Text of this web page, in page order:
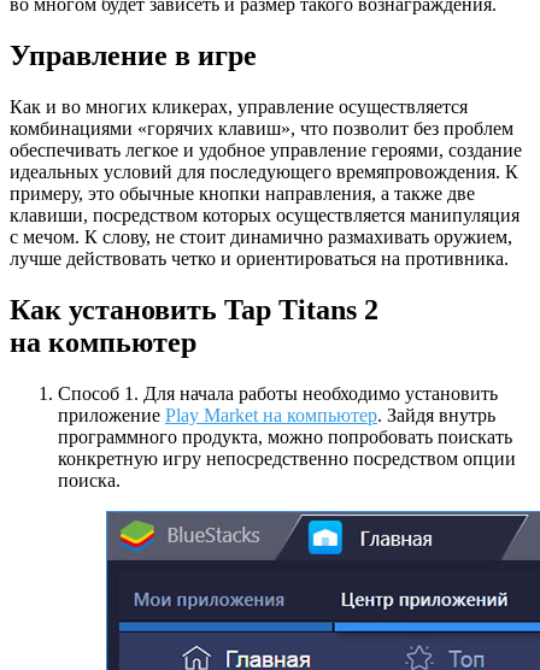
во многом будет зависеть и размер такого вознаграждения.
Управление в игре
Как и во многих кликерах, управление осуществляется
комбинациями «горячих клавиш», что позволит без проблем
обеспечивать легкое и удобное управление героями, создание
идеальных условий для последующего времяпровождения. К
примеру, это обычные кнопки направления, а также две
клавиши, посредством которых осуществляется манипуляция
с мечом. К слову, не стоит динамично размахивать оружием,
лучше действовать четко и ориентироваться на противника.
Как установить Tap Titans 2
на компьютер
Способ 1. Для начала работы необходимо установить
приложение Play Market на компьютер. Зайдя внутрь
программного продукта, можно попробовать поискать
конкретную игру непосредственно посредством опции
поиска.